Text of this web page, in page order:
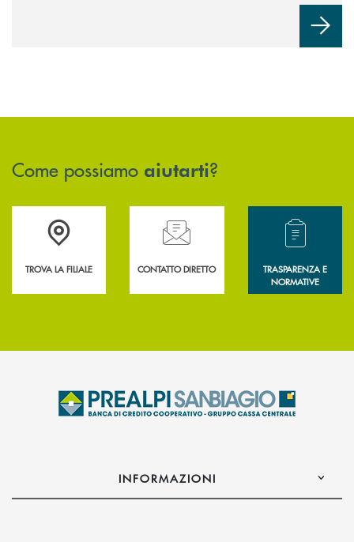
Come possiamo aiutarti?
Accedi all' elenco completo delle filiali .
TROVA LA FILIALE
Hai bisogno di assistenza immediata?
CONTATTO DIRETTO
Hai bisogno di
TRASPARENZA E
NORMATIVE
INFORMAZIONI